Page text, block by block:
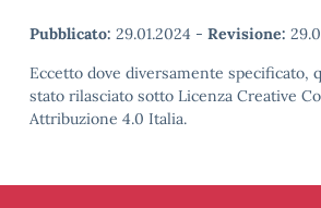
Pubblicato: 29.01.2024 - Revisione:
Eccetto dove diversamente specificato,
stato rilasciato sotto Licenza Creative
Attribuzione 4.0 Italia.